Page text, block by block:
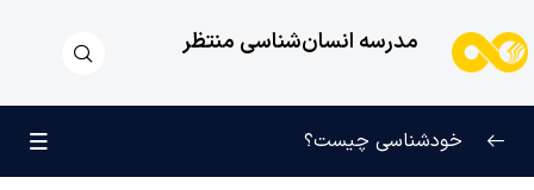
مدرسه انسان‌شناسی منتظر
خودشناسی چیست؟